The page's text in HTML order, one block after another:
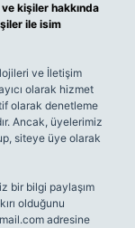
kişiler hakkında
ile isim
ve İletişim
olarak hizmet
olarak denetleme
Ancak, üyelerimiz
siteye üye olarak
bir bilgi paylaşım
olduğunu
adresine